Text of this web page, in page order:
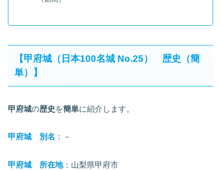
【甲府城（日本100名城 No.25） 歴史（簡
単）】
甲府城の歴史 を簡単に紹介します。
甲府城 別名 ：－
甲府城 所在地：山梨県甲府市